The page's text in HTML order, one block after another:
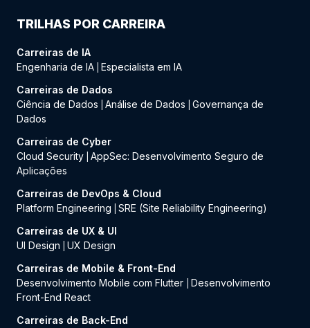
TRILHAS POR CARREIRA
Carreiras de IA
Engenharia de IA Especialista em IA
Carreiras de Dados
Ciência de Dados
Análise de Dados
Governança de
Dados
Carreiras de Cyber
Cloud Security AppSec: Desenvolvimento Seguro de
Aplicações
Carreiras de DevOps & Cloud
Platform Engineering
SRE (Site Reliability Engineering)
Carreiras de UX & UI
UI Design
UX Design
Carreiras de Mobile & Front-End
Desenvolvimento Mobile com Flutter
Desenvolvimento
Front-End React
Carreiras de Back-End